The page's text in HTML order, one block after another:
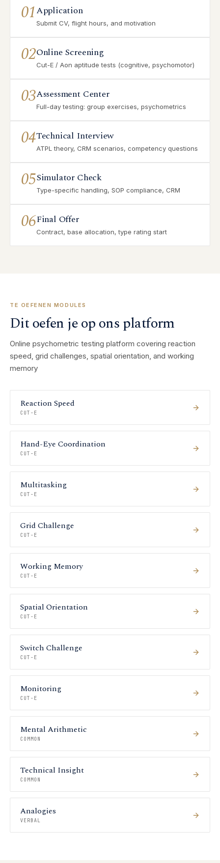
01Application
Submit CV, flight hours, and motivation
02Online Screening
Cut-E / Aon aptitude tests (cognitive, psychomotor)
03Assessment Center
Full-day testing: group exercises, psychometrics
04Technical Interview
ATPL theory, CRM scenarios, competency questions
05Simulator Check
Type-specific handling, SOP compliance, CRM
06Final Offer
Contract, base allocation, type rating start
TE OEFENEN MODULES
Dit oefen je op ons platform
Online psychometric testing platform covering reaction
speed, grid challenges, spatial orientation, and working
memory
Reaction Speed
CUT-E
Hand-Eye Coordination
CUT-E
Multitasking
CUT-E
Grid Challenge
CUT-E
Working Memory
CUT-E
Spatial Orientation
CUT-E
Switch Challenge
CUT-E
Monitoring
CUT-E
Mental Arithmetic
COMMON
Technical Insight
COMMON
Analogies
VERBAL